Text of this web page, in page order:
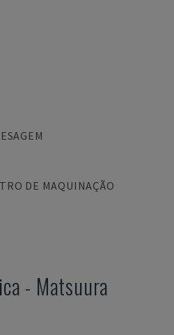
DE MAQUINAÇÃO
- Matsuura